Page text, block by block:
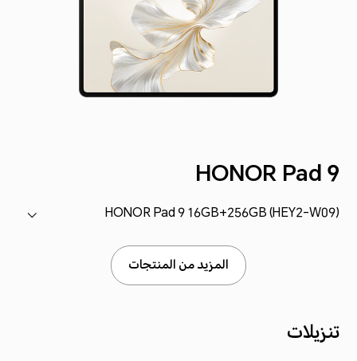
HONOR Pad 9
HONOR Pad 9 16GB+256GB (HEY2-W09)
المزيد من المنتجات
تنزيلات